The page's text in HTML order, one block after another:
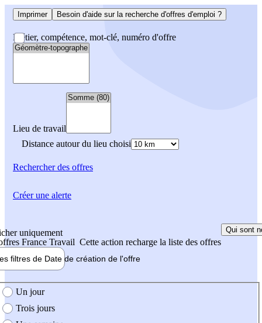
Imprimer Besoin d'aide sur la recherche d'offres d'emploi ?
Métier, compétence, mot-clé, numéro d'offre
Lieu de travail
Distance autour du lieu choisi
Rechercherdes offres
uniquement
France Travail Cette action recharge la liste des offres
Qui sont
filtres de Date de création de l'offre
création de l'offre
Un jour
Trois jours
Créer une alerte